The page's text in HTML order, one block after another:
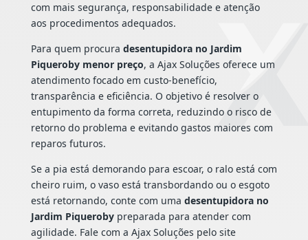
com mais segurança, responsabilidade e atenção
aos procedimentos adequados.
Para quem procura desentupidora no Jardim
Piqueroby menor preço, a Ajax Soluções oferece um
atendimento focado em custo-benefício,
transparência e eficiência. O objetivo é resolver o
entupimento da forma correta, reduzindo o risco de
retorno do problema e evitando gastos maiores com
reparos futuros.
Se a pia está demorando para escoar, o ralo está com
cheiro ruim, o vaso está transbordando ou o esgoto
está retornando, conte com uma desentupidora no
Jardim Piquerobypreparada para atender com
agilidade. Fale com a Ajax Soluções pelo site